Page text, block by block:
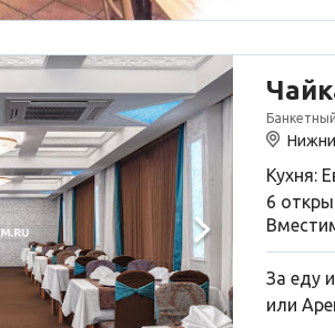
ужин
Кухня:
6
За еду
или